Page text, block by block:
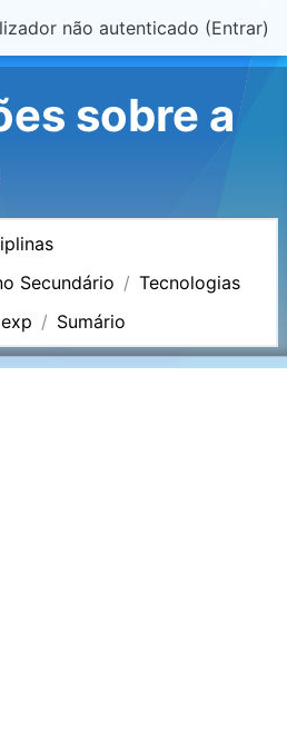
não autenticado (Entrar)
sobre a
Secundário
Tecnologias
exp Sumário